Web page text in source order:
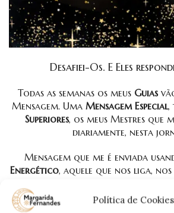
Política de Cookies
Desafiei-Os. E Eles
Todas as semanas os meus Guias
Mensagem. Uma Mensagem Especial,
Superiores, os meus Mestres que
diariamente, nesta
Mensagem que me é enviada
Energético, aquele que nos liga, nos
interpretada por mim através da